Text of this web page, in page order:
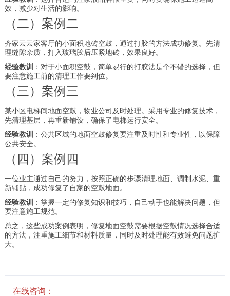
效，减少对生活的影响。
（二）案例二
齐家云云家客厅的小面积地砖空鼓，通过打胶的方法成功修复。先清
理缝隙杂质，打入玻璃胶后压紧地砖，效果良好。
经验教训
：对于小面积空鼓，简单易行的打胶法是个不错的选择，但
要注意施工前的清理工作要到位。
（三）案例三
某小区电梯间地面空鼓，物业公司及时处理。采用专业的修复技术，
先清理基层，再重新铺设，确保了电梯运行安全。
经验教训
：公共区域的地面空鼓修复要注重及时性和专业性，以保障
公共安全。
（四）案例四
一位业主通过自己的努力，按照正确的步骤清理地面、调制水泥、重
新铺贴，成功修复了自家的空鼓地面。
经验教训
：掌握一定的修复知识和技巧，自己动手也能解决问题，但
要注意施工规范。
总之，这些成功案例表明，修复地面空鼓需要根据空鼓情况选择合适
的方法，注重施工细节和材料质量，同时及时处理能有效避免问题扩
大。
在线咨询：